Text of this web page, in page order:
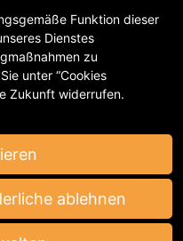
Funktion dieser
Dienstes
zu
unter “Cookies
Zukunft widerrufen.
ablehnen